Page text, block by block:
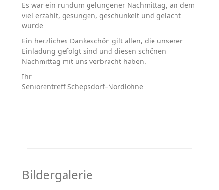
Es war ein rundum gelungener Nachmittag, an dem
viel erzählt, gesungen, geschunkelt und gelacht
wurde.
Ein herzliches Dankeschön gilt allen, die unserer
Einladung gefolgt sind und diesen schönen
Nachmittag mit uns verbracht haben.
Ihr
Seniorentreff Schepsdorf–Nordlohne
Bildergalerie